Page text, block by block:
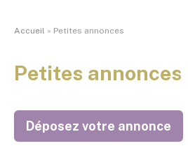
Accueil » Petites annonces
Petites annonces
Déposez votre annonce